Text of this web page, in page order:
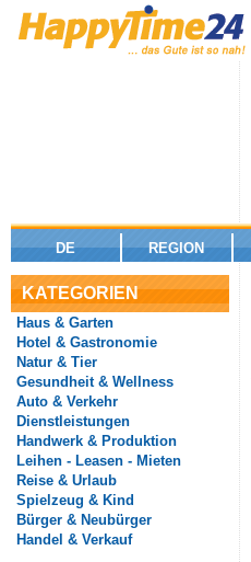
DE REGION
KATEGORIEN
Haus & Garten
Hotel & Gastronomie
Natur & Tier
Gesundheit & Wellness
Auto & Verkehr
Dienstleistungen
Handwerk & Produktion
Leihen - Leasen - Mieten
Reise & Urlaub
Spielzeug & Kind
Bürger & Neubürger
Handel & Verkauf